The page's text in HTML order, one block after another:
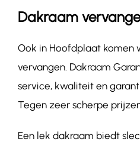
Dakraam
Ook in Hoofdplaat komen
vervangen. Dakraam
service, kwaliteit en
Tegen zeer scherpe
Een lek dakraam biedt